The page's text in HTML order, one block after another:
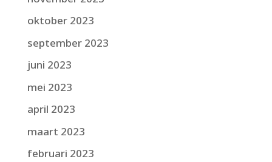
oktober 2023
september 2023
juni 2023
mei 2023
april 2023
maart 2023
februari 2023